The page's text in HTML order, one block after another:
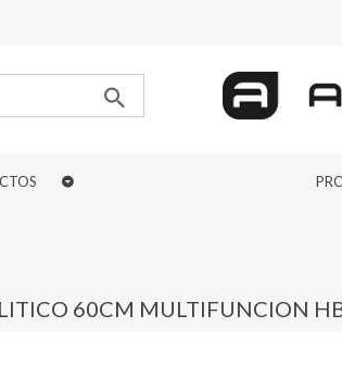
60CM MULTIFUNCION